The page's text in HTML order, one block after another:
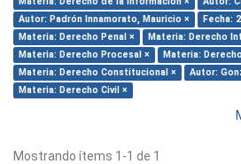
Autor: Padrón Innamorato, Mauricio ×
Fecha:
Materia: Derecho Penal ×
Materia: Derecho
Materia: Derecho Procesal ×
Materia:
Materia: Derecho Constitucional ×
Autor:
Materia: Derecho Civil ×
Mostrando ítems 1-1 de 1